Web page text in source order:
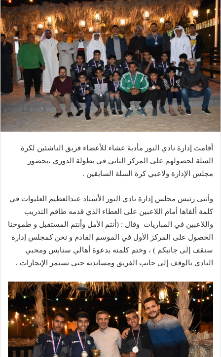
أقامت إدارة نادي النور مأدبة عشاء للأعضاء فريق الناشئين لكرة
السلة لحصولهم على المركز الثاني في بطولة الدوري ،بحضور
مجلس الإدارة ولاعبي كرة السلة السابقين .
وأثنى رئيس مجلس إدارة نادي النور الأستاذ عبدالعظيم العليوات في
كلمة ألقاها أمام اللاعبين على العطاء الذي قدمه طاقم التدريب
واللاعبين في المباريات وقال : (أنتم الأمل وأنتم المستقبل و طموحنا
الحصول على المركز الأول في الموسم القادم و نحن كمجلس إدارة
سنقف إلى جانبكم ) ، وختم كلمته بدعوة أهالي سنابس ومحبي
النادي بالوقف إلى جانب الفريق ومساندته حتى تستمر الإنجازات .